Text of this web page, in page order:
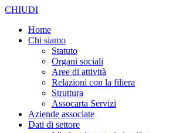
CHIUDI
Home
Chi siamo
Statuto
Organi sociali
Aree di attività
Relazioni con la filiera
Struttura
Assocarta Servizi
Aziende associate
Dati di settore